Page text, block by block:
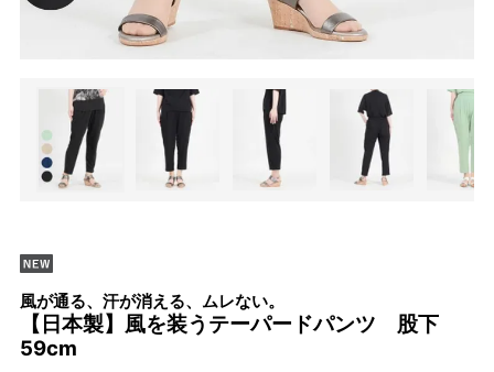
風が通る、汗が消える、ムレない。
【日本製】風を装うテーパードパンツ 股下
59cm